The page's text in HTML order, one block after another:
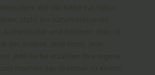
die die Nähe zur Natur
steht ein naturbelassenes
Authentizität und Echtheit. Hier ist
der andere. Jede Form, jede
jede Farbe erzählen ihre eigene
machen das Grabmal zu einem